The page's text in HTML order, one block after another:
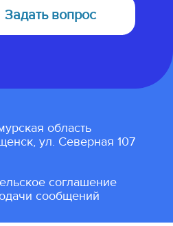
Задать вопрос
область
ул. Северная 107
соглашение
сообщений